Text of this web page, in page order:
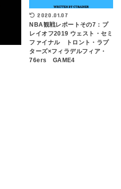
2020.01.07
NBA観戦レポートその7：プ
レイオフ2019 ウェスト・セミ
ファイナル トロント・ラプ
ターズ×フィラデルフィア・
76ers GAME4